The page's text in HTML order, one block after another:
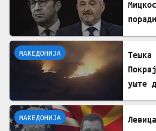
МАКЕДОНИЈА
Тешка
уште
МАКЕДОНИЈА